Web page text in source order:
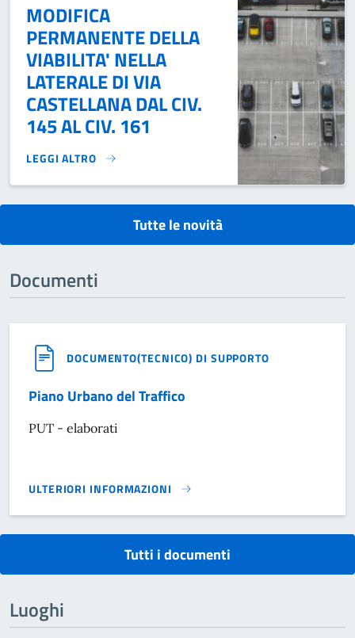
MODIFICA
PERMANENTE DELLA
VIABILITA' NELLA
LATERALE DI VIA
CASTELLANA DAL CIV.
145 AL CIV. 161
LEGGI ALTRO
MODIFICA PERMANENTE DELLA VIABILITA' NELLA
Tutte le novità
Documenti
DOCUMENTO(TECNICO) DI SUPPORTO
Piano Urbano del Traffico
PUT - elaborati
ULTERIORI INFORMAZIONI
PIANO URBANO DEL TRAFFICO}
Tutti i documenti
Luoghi